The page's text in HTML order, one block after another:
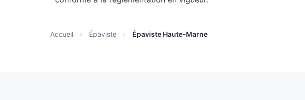
Accueil » Épaviste » Épaviste Haute-Marne